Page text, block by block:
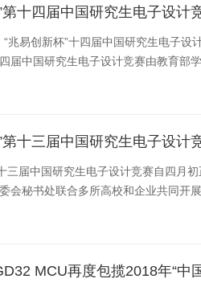
第十四届中国研究生电子设
兆易创新杯”十四届中国研究生电子
届中国研究生电子设计竞赛由教育部
第十三届中国研究生电子设计
三届中国研究生电子设计竞赛自四月
会秘书处联合多所高校和企业共同开
MCU再度包揽2018年“中